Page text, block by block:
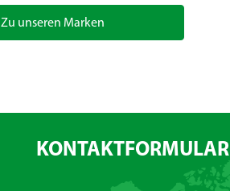
Zu unseren Marken
KONTAKTFORMULAR